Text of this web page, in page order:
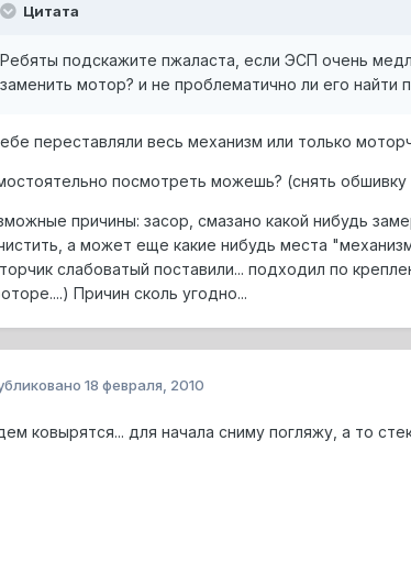
Цитата
Ребяты подскажите пжаласта, если ЭСП очень
заменить мотор? и не проблематично ли его найти
переставляли весь механизм или только
посмотреть можешь? (снять
причины: засор, смазано какой нибудь
а может еще какие нибудь места
слабоватый поставили... подходил по
Причин сколь угодно...
18 февраля, 2010
ковырятся... для начала сниму погляжу, а то